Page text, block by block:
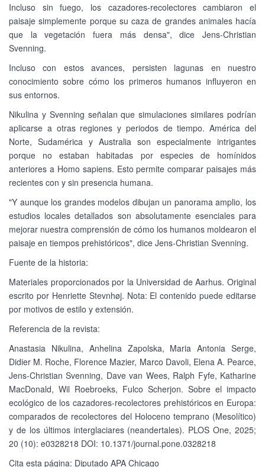
Incluso sin fuego, los cazadores-recolectores cambiaron el
paisaje simplemente porque su caza de grandes animales hacía
que la vegetación fuera más densa", dice Jens-Christian
Svenning.
Incluso con estos avances, persisten lagunas en nuestro
conocimiento sobre cómo los primeros humanos influyeron en
sus entornos.
Nikulina y Svenning señalan que simulaciones similares podrían
aplicarse a otras regiones y periodos de tiempo. América del
Norte, Sudamérica y Australia son especialmente intrigantes
porque no estaban habitadas por especies de homínidos
anteriores a Homo sapiens. Esto permite comparar paisajes más
recientes con y sin presencia humana.
"Y aunque los grandes modelos dibujan un panorama amplio, los
estudios locales detallados son absolutamente esenciales para
mejorar nuestra comprensión de cómo los humanos moldearon el
paisaje en tiempos prehistóricos", dice Jens-Christian Svenning.
Fuente de la historia:
Materiales proporcionados por la Universidad de Aarhus. Original
escrito por Henriette Stevnhøj. Nota: El contenido puede editarse
por motivos de estilo y extensión.
Referencia de la revista:
Anastasia Nikulina, Anhelina Zapolska, Maria Antonia Serge,
Didier M. Roche, Florence Mazier, Marco Davoli, Elena A. Pearce,
Jens-Christian Svenning, Dave van Wees, Ralph Fyfe, Katharine
MacDonald, Wil Roebroeks, Fulco Scherjon. Sobre el impacto
ecológico de los cazadores-recolectores prehistóricos en Europa:
comparados de recolectores del Holoceno temprano (Mesolítico)
y de los últimos interglaciares (neandertales). PLOS One, 2025;
20 (10): e0328218 DOI: 10.1371/journal.pone.0328218
Cita esta página: Diputado APA Chicago